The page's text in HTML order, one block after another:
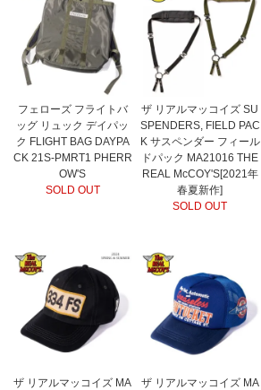
フェローズ フライトバ
ッグ リュック デイパッ
ク FLIGHT BAG DAYPA
CK 21S-PMRT1 PHERR
OW'S
SOLD OUT
ザ リアルマッコイズ SU
SPENDERS, FIELD PAC
K サスペンダー フィール
ドパック MA21016 THE
REAL McCOY'S[2021年
春夏新作]
SOLD OUT
ザ リアルマッコイズ MA
ザ リアルマッコイズ MA